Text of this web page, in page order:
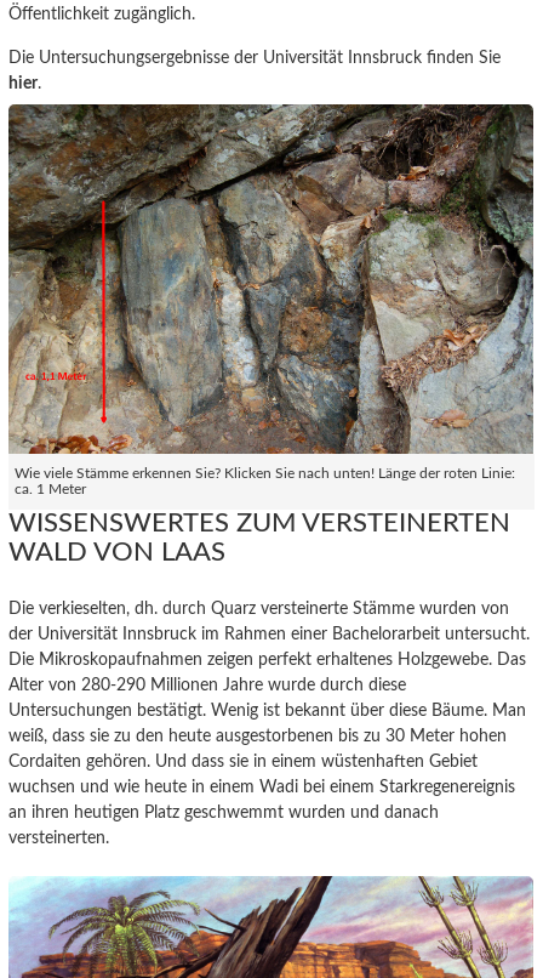
Öffentlichkeit zugänglich.
Die Untersuchungsergebnisse der Universität Innsbruck finden Sie
hier.
Wie viele Stämme erkennen Sie? Klicken Sie nach unten! Länge der roten Linie:
ca. 1 Meter
WISSENSWERTES ZUM VERSTEINERTEN
WALD VON LAAS
Die verkieselten, dh. durch Quarz versteinerte Stämme wurden von
der Universität Innsbruck im Rahmen einer Bachelorarbeit untersucht.
Die Mikroskopaufnahmen zeigen perfekt erhaltenes Holzgewebe. Das
Alter von 280-290 Millionen Jahre wurde durch diese
Untersuchungen bestätigt. Wenig ist bekannt über diese Bäume. Man
weiß, dass sie zu den heute ausgestorbenen bis zu 30 Meter hohen
Cordaiten gehören. Und dass sie in einem wüstenhaften Gebiet
wuchsen und wie heute in einem Wadi bei einem Starkregenereignis
an ihren heutigen Platz geschwemmt wurden und danach
versteinerten.